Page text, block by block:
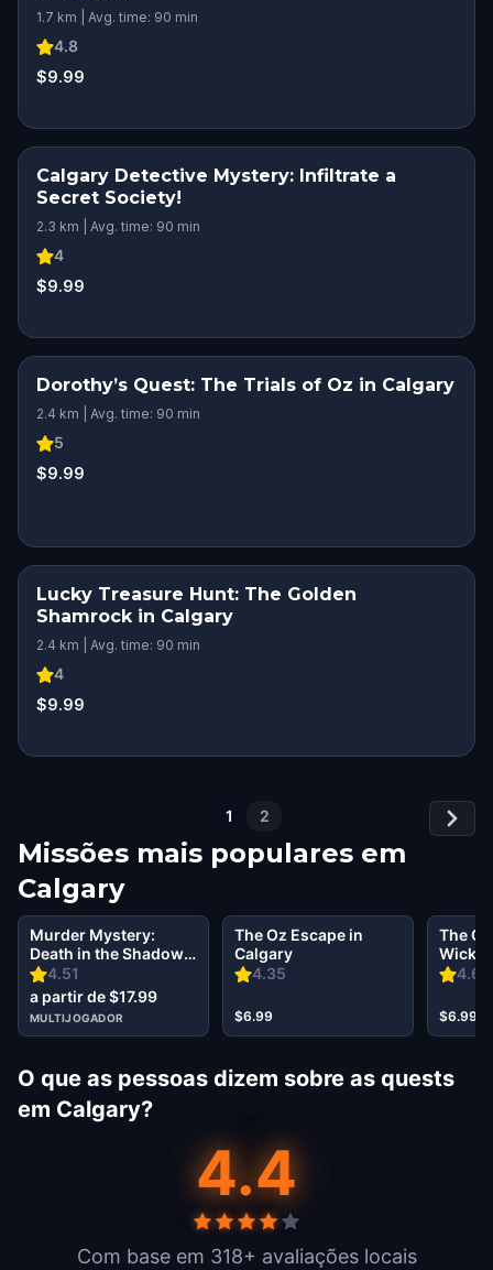
1.7 km | Avg. time: 90 min
4.8
$9.99
Calgary Detective Mystery: Infiltrate a
Secret Society!
2.3 km | Avg. time: 90 min
4
$9.99
Dorothy’s Quest: The Trials of Oz in Calgary
2.4 km | Avg. time: 90 min
5
$9.99
Lucky Treasure Hunt: The Golden
Shamrock in Calgary
2.4 km | Avg. time: 90 min
4
$9.99
1 2
Missões mais populares em
Calgary
4.51
Murder Mystery:
Death in the Shadows
in Calgary
a partir de $17.99
MULTIJOGADOR
4.35
The Oz Escape in
Calgary
$6.99
4.69
The
$6.99
O que as pessoas dizem sobre as quests
em Calgary?
4.4
Com base em 318+ avaliações locais